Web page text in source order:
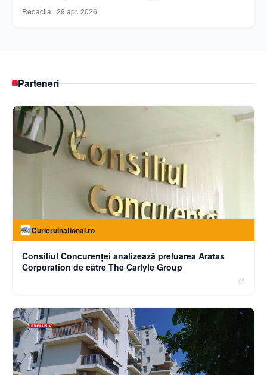
Redactia · 29 apr. 2026
Parteneri
Curierulnational.ro
Consiliul Concurenței analizează preluarea Aratas
Corporation de către The Carlyle Group